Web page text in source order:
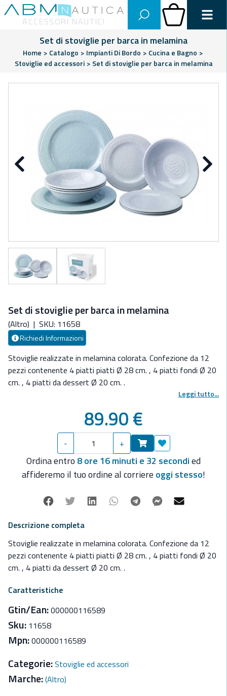
Abm Nautica
ACCESSORI NAUTICI
Carrello
Set di stoviglie per barca in melamina
Home > Catalogo > Impianti Di Bordo > Cucina e Bagno >
Stoviglie ed accessori > Set di stoviglie per barca in melamina
Precedente
Set di stoviglie per barca in melamina
(Altro) | SKU: 11658
Richiedi Informazioni
Stoviglie realizzate in melamina colorata. Confezione da 12
pezzi contenente 4 piatti piatti Ø 28 cm. , 4 piatti fondi Ø 20
cm. , 4 piatti da dessert Ø 20 cm. .
Leggi tutto...
89.90 €
- + Aggiungi ai
Ordina entro 8 ore 16 minuti e 31 secondied
affideremo il tuo ordine al corriere oggi stesso!
Facebook
Twitter LinkedinWhatsappTelegramFacebook
Descrizione completa
Stoviglie realizzate in melamina colorata. Confezione da 12
pezzi contenente 4 piatti piatti Ø 28 cm. , 4 piatti fondi Ø 20
cm. , 4 piatti da dessert Ø 20 cm. .
Caratteristiche
Gtin/Ean:000000116589
Sku: 11658
Mpn:000000116589
Categorie:Stoviglie ed accessori
Marche:(Altro)